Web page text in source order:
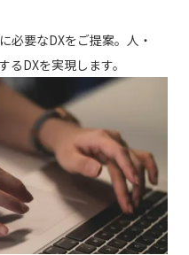
必要なDXをご提案。人・
DXを実現します。